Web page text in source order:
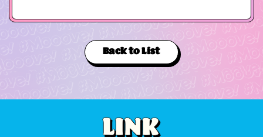
Back to List